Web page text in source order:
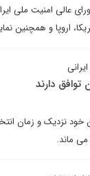
عالی امنیت ملی
اروپا و همچنین
دارند
خود نزدیک و زمان
ماند.